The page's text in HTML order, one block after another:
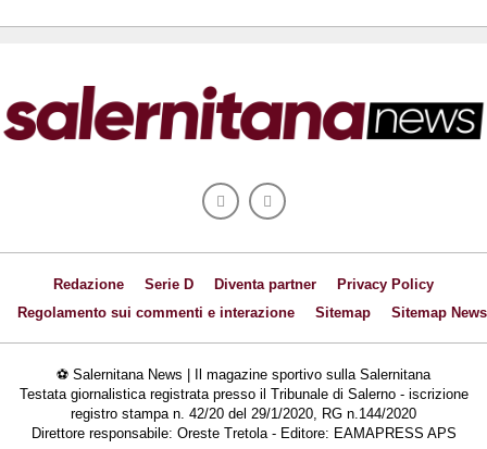
Redazione Serie D Diventa partner
Privacy Policy
Regolamento sui commenti e interazione
Sitemap Sitemap News
⚽ Salernitana News | Il magazine sportivo sulla Salernitana
Testata giornalistica registrata presso il Tribunale di Salerno - iscrizione
registro stampa n. 42/20 del 29/1/2020, RG n.144/2020
Direttore responsabile: Oreste Tretola - Editore: EAMAPRESS APS